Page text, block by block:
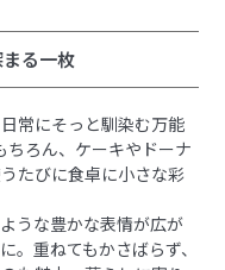
る一枚
常にそっと馴染む万能
ろん、ケーキやドーナ
たびに食卓に小さな彩
うな豊かな表情が広が
。重ねてもかさばらず、